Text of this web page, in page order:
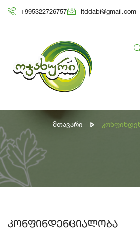
+995322726757 ltddabi@gmail.com
Მთავარი
კონფინდენციალობა